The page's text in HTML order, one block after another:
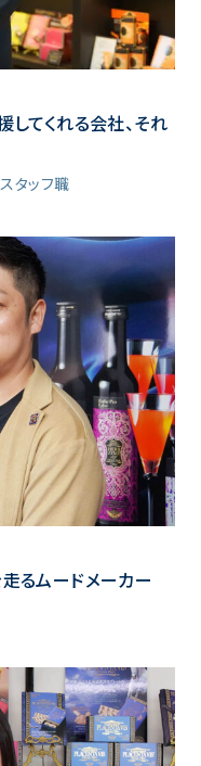
してくれる会社、それ
タッフ職
るムードメーカー